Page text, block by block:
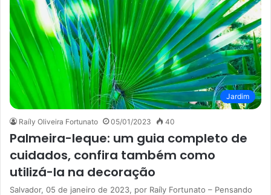
Jardim
Raíly Oliveira Fortunato 05/01/2023 40
Palmeira-leque: um guia completo de
cuidados, confira também como
utilizá-la na decoração
Salvador, 05 de janeiro de 2023, por Raíly Fortunato – Pensando